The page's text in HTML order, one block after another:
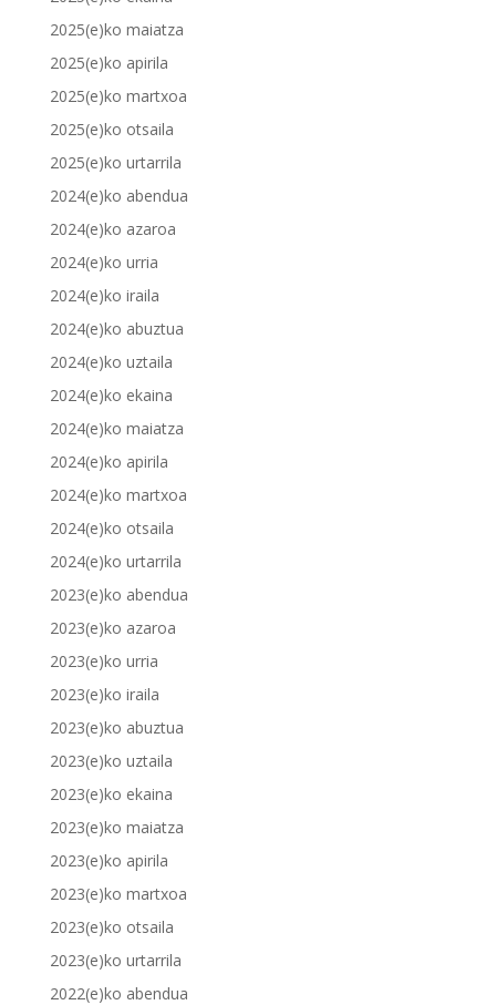
2025(e)ko maiatza
2025(e)ko apirila
2025(e)ko martxoa
2025(e)ko otsaila
2025(e)ko urtarrila
2024(e)ko abendua
2024(e)ko azaroa
2024(e)ko urria
2024(e)ko iraila
2024(e)ko abuztua
2024(e)ko uztaila
2024(e)ko ekaina
2024(e)ko maiatza
2024(e)ko apirila
2024(e)ko martxoa
2024(e)ko otsaila
2024(e)ko urtarrila
2023(e)ko abendua
2023(e)ko azaroa
2023(e)ko urria
2023(e)ko iraila
2023(e)ko abuztua
2023(e)ko uztaila
2023(e)ko ekaina
2023(e)ko maiatza
2023(e)ko apirila
2023(e)ko martxoa
2023(e)ko otsaila
2023(e)ko urtarrila
2022(e)ko abendua